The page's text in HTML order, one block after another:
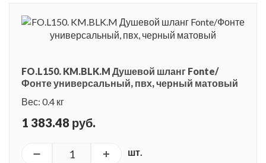
FO.L150. KM.BLK.M Душевой шланг Fonte/
Фонте универсальный, пвх, черный матовый
Вес: 0.4 кг
1 383.48 руб.
шт.